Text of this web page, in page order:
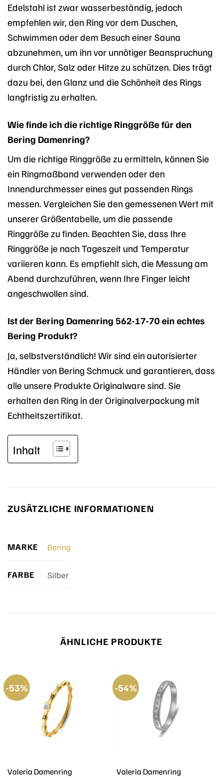
Edelstahl ist zwar wasserbeständig, jedoch
empfehlen wir, den Ring vor dem Duschen,
Schwimmen oder dem Besuch einer Sauna
abzunehmen, um ihn vor unnötiger Beanspruchung
durch Chlor, Salz oder Hitze zu schützen. Dies trägt
dazu bei, den Glanz und die Schönheit des Rings
langfristig zu erhalten.
Wie finde ich die richtige Ringgröße für den
Bering Damenring?
Um die richtige Ringgröße zu ermitteln, können Sie
ein Ringmaßband verwenden oder den
Innendurchmesser eines gut passenden Rings
messen. Vergleichen Sie den gemessenen Wert mit
unserer Größentabelle, um die passende
Ringgröße zu finden. Beachten Sie, dass Ihre
Ringgröße je nach Tageszeit und Temperatur
variieren kann. Es empfiehlt sich, die Messung am
Abend durchzuführen, wenn Ihre Finger leicht
angeschwollen sind.
Ist der Bering Damenring 562-17-70 ein echtes
Bering Produkt?
Ja, selbstverständlich! Wir sind ein autorisierter
Händler von Bering Schmuck und garantieren, dass
alle unsere Produkte Originalware sind. Sie
erhalten den Ring in der Originalverpackung mit
Echtheitszertifikat.
Inhalt
ZUSÄTZLICHE INFORMATIONEN
MARKE Bering
FARBE Silber
ÄHNLICHE PRODUKTE
-53%
Valeria Damenring
-54%
Valeria Damenring